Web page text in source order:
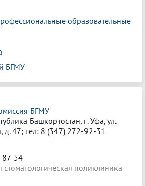
образовательные
БГМУ
БГМУ
Башкортостан, г. Уфа, ул.
д. 47; тел: 8 (347) 272-92-31
87-54
стоматологическая поликлиника